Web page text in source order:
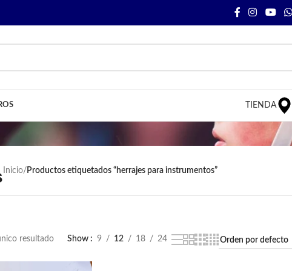
TIENDA
Inicio/ Productos etiquetados “herrajes para instrumentos”
resultado Show 9 12 18 24